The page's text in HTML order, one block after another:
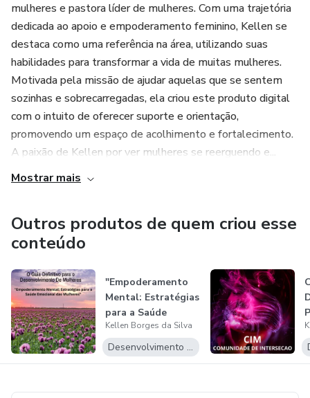
mulheres e pastora líder de mulheres. Com uma trajetória
dedicada ao apoio e empoderamento feminino, Kellen se
destaca como uma referência na área, utilizando suas
habilidades para transformar a vida de muitas mulheres.
Motivada pela missão de ajudar aquelas que se sentem
sozinhas e sobrecarregadas, ela criou este produto digital
com o intuito de oferecer suporte e orientação,
promovendo um espaço de acolhimento e fortalecimento.
A paixão de Kellen por ver mulheres se reerguendo e...
Mostrar mais
Outros produtos de quem criou esse
conteúdo
"Empoderamento
Mental: Estratégias
para a Saúde
Emocional da...
Kellen Borges da Silva
Desenvolvimento Pessoal